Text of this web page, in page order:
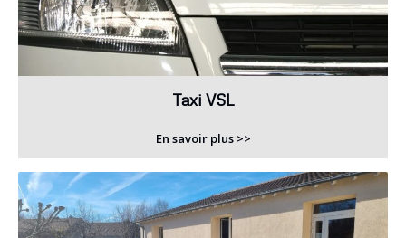
Taxi VSL
En savoir plus >>